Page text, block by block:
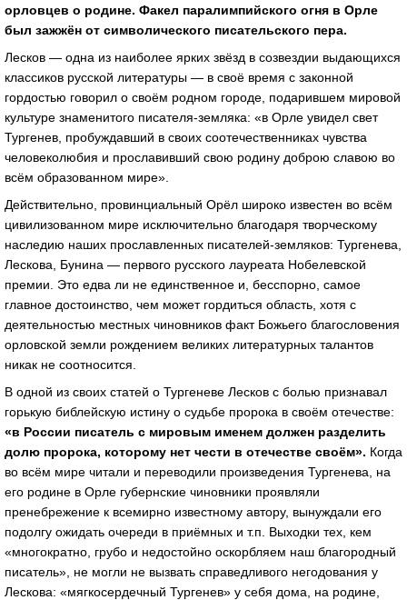
орловцев о родине. Факел паралимпийского огня в Орле
был зажжён от символического писательского пера.
Лесков — одна из наиболее ярких звёзд в созвездии выдающихся
классиков русской литературы — в своё время с законной
гордостью говорил о своём родном городе, подарившем мировой
культуре знаменитого писателя-земляка: «в Орле увидел свет
Тургенев, пробуждавший в своих соотечественниках чувства
человеколюбия и прославивший свою родину доброю славою во
всём образованном мире».
Действительно, провинциальный Орёл широко известен во всём
цивилизованном мире исключительно благодаря творческому
наследию наших прославленных писателей-земляков: Тургенева,
Лескова, Бунина — первого русского лауреата Нобелевской
премии. Это едва ли не единственное и, бесспорно, самое
главное достоинство, чем может гордиться область, хотя с
деятельностью местных чиновников факт Божьего благословения
орловской земли рождением великих литературных талантов
никак не соотносится.
В одной из своих статей о Тургеневе Лесков с болью признавал
горькую библейскую истину о судьбе пророка в своём отечестве:
«в России писатель с мировым именем должен разделить
долю пророка, которому нет чести в отечестве своём». Когда
во всём мире читали и переводили произведения Тургенева, на
его родине в Орле губернские чиновники проявляли
пренебрежение к всемирно известному автору, вынуждали его
подолгу ожидать очереди в приёмных и т.п. Выходки тех, кем
«многократно, грубо и недостойно оскорбляем наш благородный
писатель», не могли не вызвать справедливого негодования у
Лескова: «мягкосердечный Тургенев» у себя дома, на родине,